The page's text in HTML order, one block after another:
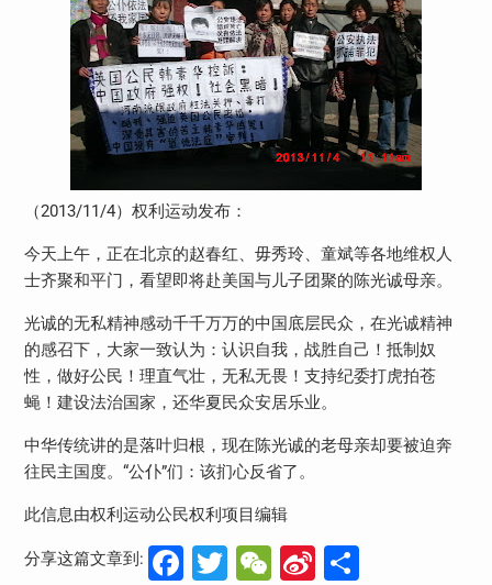
（2013/11/4）权利运动发布：
今天上午，正在北京的赵春红、毋秀玲、童斌等各地维权人
士齐聚和平门，看望即将赴美国与儿子团聚的陈光诚母亲。
光诚的无私精神感动千千万万的中国底层民众，在光诚精神
的感召下，大家一致认为：认识自我，战胜自己！抵制奴
性，做好公民！理直气壮，无私无畏！支持纪委打虎拍苍
蝇！建设法治国家，还华夏民众安居乐业。
中华传统讲的是落叶归根，现在陈光诚的老母亲却要被迫奔
往民主国度。“公仆”们：该扪心反省了。
此信息由权利运动公民权利项目编辑
分享这篇文章到: Facebook
Twitter
WeChat
Sina分